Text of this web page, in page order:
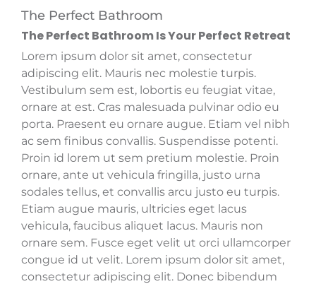
The Perfect Bathroom
The Perfect Bathroom Is Your Perfect Retreat
Lorem ipsum dolor sit amet, consectetur
adipiscing elit. Mauris nec molestie turpis.
Vestibulum sem est, lobortis eu feugiat vitae,
ornare at est. Cras malesuada pulvinar odio eu
porta. Praesent eu ornare augue. Etiam vel nibh
ac sem finibus convallis. Suspendisse potenti.
Proin id lorem ut sem pretium molestie. Proin
ornare, ante ut vehicula fringilla, justo urna
sodales tellus, et convallis arcu justo eu turpis.
Etiam augue mauris, ultricies eget lacus
vehicula, faucibus aliquet lacus. Mauris non
ornare sem. Fusce eget velit ut orci ullamcorper
congue id ut velit. Lorem ipsum dolor sit amet,
consectetur adipiscing elit. Donec bibendum